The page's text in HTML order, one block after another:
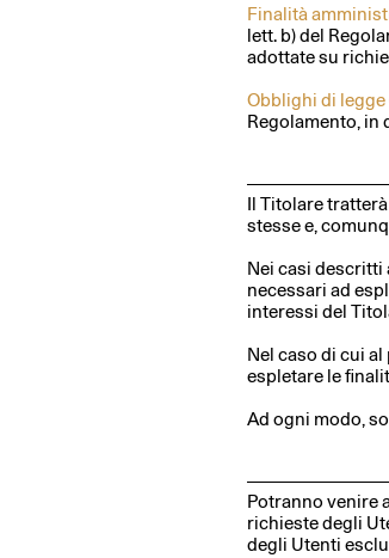
Finalità
lett. b) del
adottate su
Obblighi di legge
Regolamento, in
Il Titolare
stesse e,
Nei casi descritti
necessari ad
interessi del
Nel caso di cui
espletare le
Ad ogni modo,
Potranno venire
richieste degli
degli Utenti